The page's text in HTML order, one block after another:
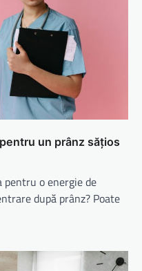
un prânz sățios
pentru o energie de
după prânz? Poate